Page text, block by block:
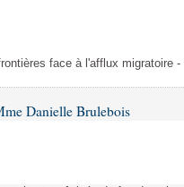
face à l'afflux migratoire
Danielle Brulebois